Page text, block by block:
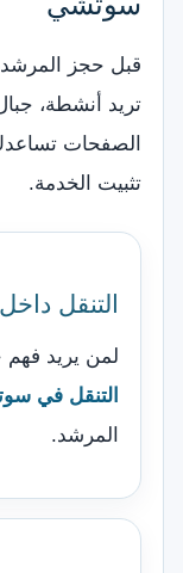
قبل حجز
تريد أنشطة،
الصفحات
تثبيت الخدمة.
التنقل
لمن يريد فهم
التنقل في
المرشد.